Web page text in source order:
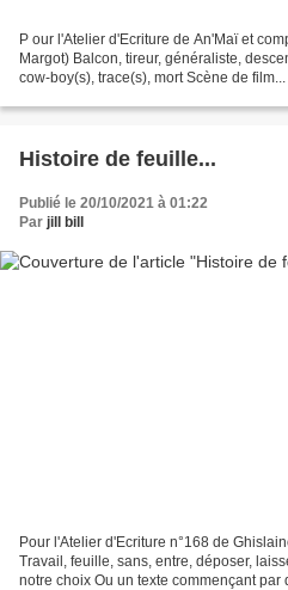
P our l'Atelier d'Ecriture de An'Maï et
Margot) Balcon, tireur, généraliste,
cow-boy(s), trace(s), mort Scène de
Histoire de feuille...
Publié le 20/10/2021 à 01:22
Par jill bill
Pour l'Atelier d'Ecriture n°168 de
Travail, feuille, sans, entre, déposer,
notre choix Ou un texte commençant par